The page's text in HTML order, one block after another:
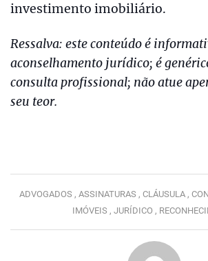
investimento imobiliário.
Ressalva: este conteúdo é
aconselhamento jurídico; é
consulta profissional; não atue
seu teor.
ADVOGADOS , ASSINATURAS , CLÁUSULA ,
IMÓVEIS , JURÍDICO ,